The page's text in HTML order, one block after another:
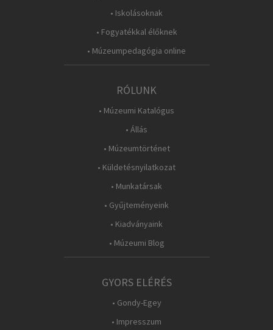
• Iskolásoknak
• Fogyatékkal élőknek
• Múzeumpedagógia online
RÓLUNK
• Múzeumi Katalógus
• Állás
• Múzeumtörténet
• Küldetésnyilatkozat
• Munkatársak
• Gyűjteményeink
• Kiadványaink
• Múzeumi Blog
GYORS ELÉRÉS
• Gondy-Egey
• Impresszum